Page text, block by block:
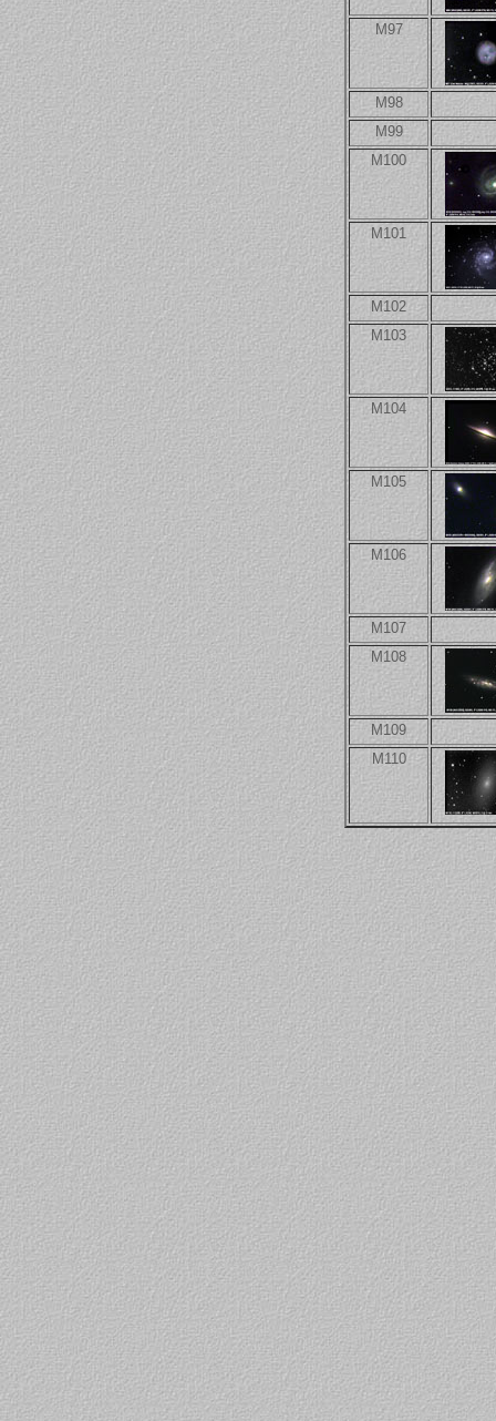
M97
M98
M99
M100
M101
M102
M103
M104
M105
M106
M107
M108
M109
M110